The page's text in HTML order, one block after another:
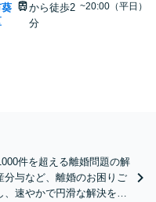
から徒歩2
分
~20:00（平日）
件を超える離婚問題の解
分与など、離婚のお困りご
、速やかで円滑な解決を目